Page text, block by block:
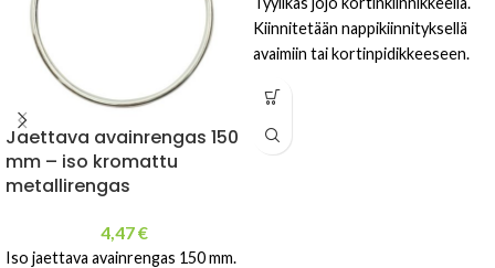
Jaettava avainrengas 150
mm – iso kromattu
metallirengas
4,47€
Iso jaettava avainrengas 150 mm.
Kiinnitetään nappikiinnityksellä
avaimiin tai kortinpidikkeeseen.